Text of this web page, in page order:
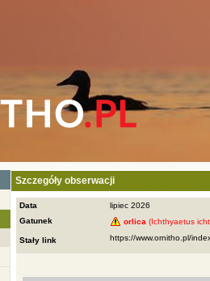
Szczegóły obserwacji
Data
lipiec 2026
Gatunek
orlica (Ichthyaetus
Stały link